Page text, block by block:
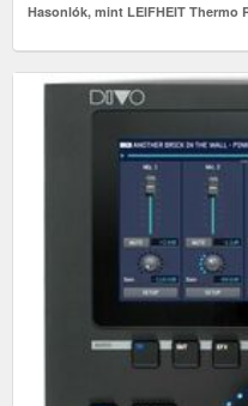
Hasonlók, mint LEIFHEIT Thermo